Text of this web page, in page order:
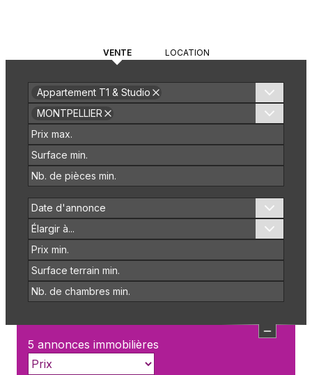
VENTE LOCATION
Appartement T1 & Studio
MONTPELLIER
Date d'annonce
Élargir à...
5 annonces immobilières